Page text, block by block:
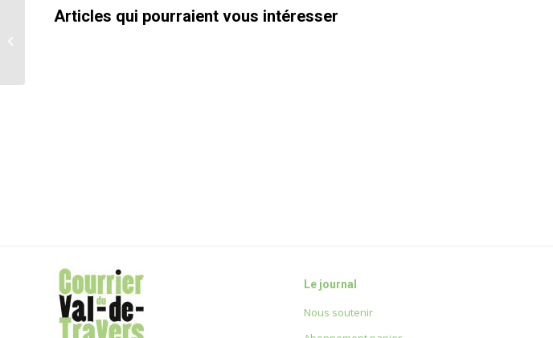
Articles qui pourraient vous intéresser
Le journal
Nous soutenir
Le PS descend du train